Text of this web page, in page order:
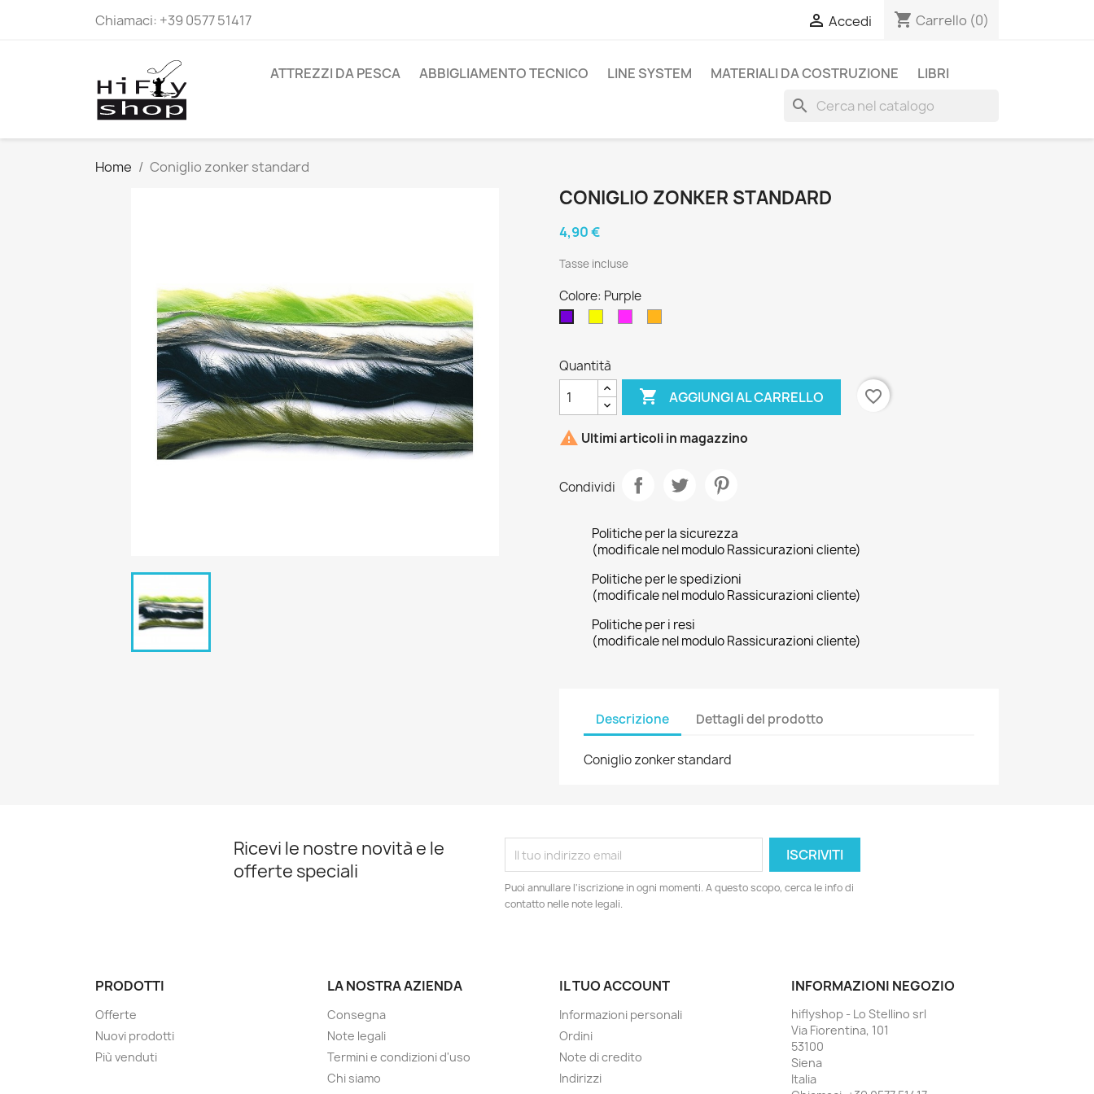
Chiamaci: +39 0577 51417  Accedi shopping_cart Carrello (0)
ATTREZZI DA PESCA ABBIGLIAMENTO TECNICO LINE SYSTEM MATERIALI DA COSTRUZIONE LIBRI
search
Home Coniglio zonker standard
CONIGLIO ZONKER STANDARD
4,90 €
Tasse incluse
Colore: Purple
Quantità
 AGGIUNGI AL CARRELLO favorite_border
 Ultimi articoli in magazzino
Condividi
Politiche per la sicurezza
(modificale nel modulo Rassicurazioni cliente)
Politiche per le spedizioni
(modificale nel modulo Rassicurazioni cliente)
Politiche per i resi
(modificale nel modulo Rassicurazioni cliente)
Descrizione Dettagli del prodotto
Coniglio zonker standard
Ricevi le nostre novità e le
offerte speciali
Puoi annullare l'iscrizione in ogni momenti. A questo scopo, cerca le info di
contatto nelle note legali.
PRODOTTI
Offerte
Nuovi prodotti
Più venduti
LA NOSTRA AZIENDA
Consegna
Note legali
Termini e condizioni d'uso
Chi siamo
IL TUO ACCOUNT
Informazioni personali
Ordini
Note di credito
Indirizzi
INFORMAZIONI NEGOZIO
hiflyshop - Lo Stellino srl
Via Fiorentina, 101
53100
Siena
Italia